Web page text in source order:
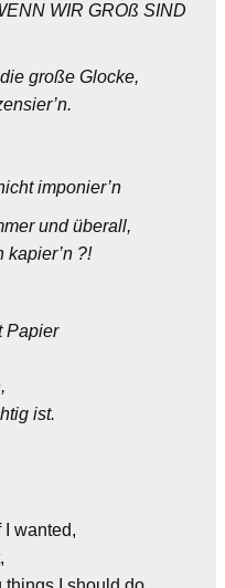
WIR GROß SIND
große Glocke,
imponier’n
und überall,
kapier’n ?!
Papier
ist.
I wanted,